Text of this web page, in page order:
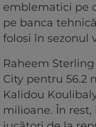
emblematici pe
pe banca
folosi în sezonul
Raheem
City pentru 56.2
Kalidou
milioane. În